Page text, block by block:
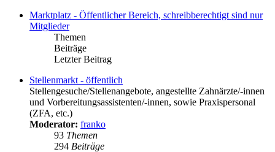
Marktplatz - Öffentlicher Bereich, schreibberechtigt sind nur
Mitglieder
Themen
Beiträge
Letzter Beitrag
Stellenmarkt - öffentlich
Stellengesuche/Stellenangebote, angestellte Zahnärzte/-innen
und Vorbereitungsassistenten/-innen, sowie Praxispersonal
(ZFA, etc.)
Moderator: franko
93 Themen
294 Beiträge